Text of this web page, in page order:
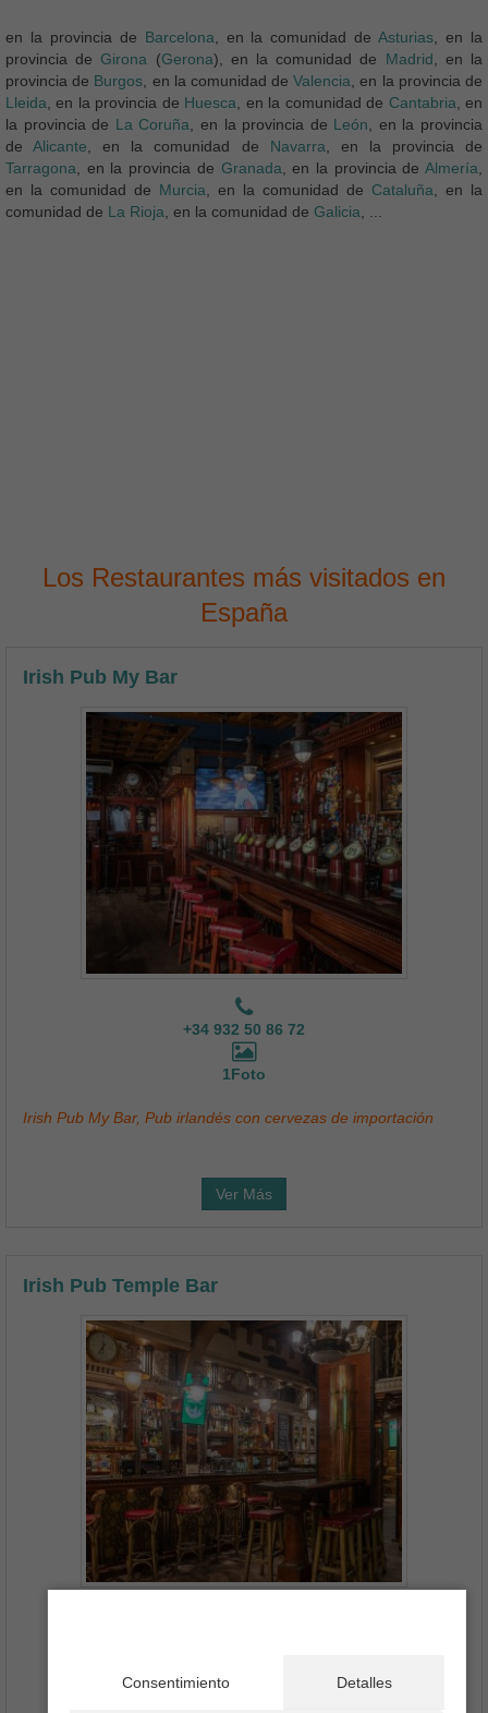
en la provincia de Barcelona , en la comunidad deAsturias , en la
provincia de Girona (Gerona), en la comunidad de Madrid , en la
provincia de Burgos , en la comunidad deValencia , en la provincia de
Lleida , en la provincia de Huesca , en la comunidad de Cantabria , en
la provincia de La Coruña , en la provincia de León , en la provincia
deAlicante , en la comunidad de Navarra , en la provincia de
Tarragona , en la provincia de Granada , en la provincia de Almería
en la comunidad de Murcia , en la comunidad de Cataluña , en la
comunidad de La Rioja , en la comunidad de Galicia
Los Restaurantes más visitados en
España
Irish Pub My Bar
+34 932 50 86 72
1Foto
Irish Pub My Bar, Pub irlandés con cervezas de importación
Ver Más
Irish Pub Temple Bar
1Foto
Consentimiento Detalles